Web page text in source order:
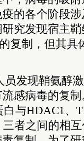
的各个阶段
究发现宿主
复制，但其具
发现鞘氨醇
感病毒的复
与HDAC1、
者之间的相